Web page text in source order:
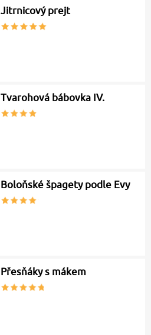
Jitrnicový prejt
Tvarohová bábovka IV.
Boloňské špagety podle Evy
Přesňáky s mákem